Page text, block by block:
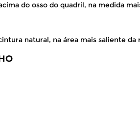
do osso do quadril, na medida
natural, na área mais saliente da